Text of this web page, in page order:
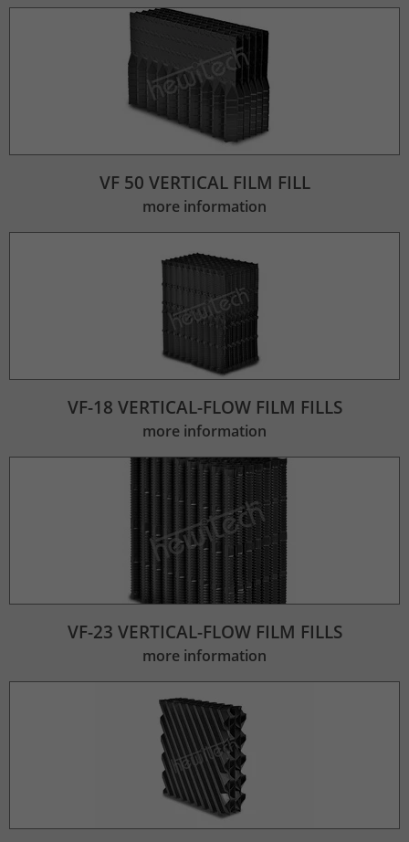
VF 50 VERTICAL FILM FILL
more information
VF-18 VERTICAL-FLOW FILM FILLS
more information
VF-23 VERTICAL-FLOW FILM FILLS
more information